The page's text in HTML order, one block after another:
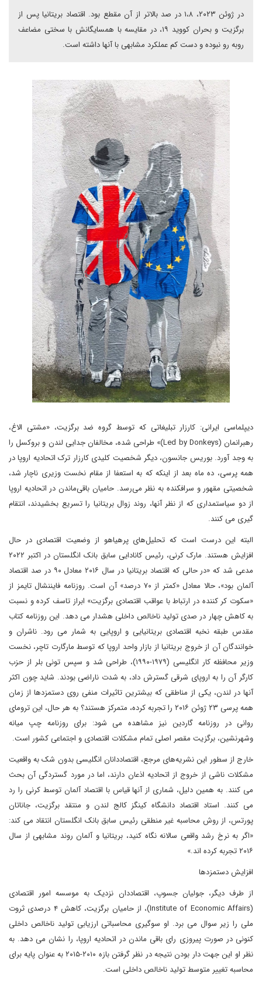
در ژوئن ۲۰۲۳، ۱،۸ در صد بالاتر از آن مقطع بود. اقتصاد بریتانیا پس از
برگزیت و بحران کووید ۱۹، در مقایسه با همسایگانش با سختی مضاعف
روبه رو نبوده و دست کم عملکرد مشابهی با آنها داشته است.
دیپلماسی ایرانی: کارزار تبلیغاتی که توسط گروه ضد برگزیت، «مشتی الاغ،
رهبرانمان (Led by Donkeys)» طراحی شده، مخالفان جدایی لندن و بروکسل را
به وجد آورد. بوریس جانسون، دیگر شخصیت کلیدی کارزار ترک اتحادیه اروپا در
همه پرسی، ده ماه بعد از اینکه که به استعفا از مقام نخست وزیری ناچار شد،
شخصیتی مقهور و سرافکنده به نظر می‌رسد. حامیان باقی‌ماندن در اتحادیه اروپا
از دو سیاستمداری که از نظر آنها، روند زوال بریتانیا را تسریع بخشیدند، انتقام
گیری می کنند.
البته این درست است که تحلیل‌های پرهیاهو از وضعیت اقتصادی در حال
افزایش هستند. مارک کرنی، رئیس کانادایی سابق بانک انگلستان در اکتبر ۲۰۲۲
مدعی شد که «در حالی که اقتصاد بریتانیا در سال ۲۰۱۶ معادل ۹۰ در صد اقتصاد
آلمان بود»، حالا معادل «کمتر از ۷۰ درصد» آن است. روزنامه فایننشال تایمز از
«سکوت کر کننده در ارتباط با عواقب اقتصادی برگزیت» ابراز تاسف کرده و نسبت
به کاهش چهار در صدی تولید ناخالص داخلی هشدار می دهد. این روزنامه کتاب
مقدس طبقه نخبه اقتصادی بریتانیایی و اروپایی به شمار می رود. ناشران و
خوانندگان آن از خروج بریتانیا از بازار واحد اروپا که توسط مارگارت تاچر، نخست
وزیر محافظه کار انگلیسی (۱۹۷۹-۱۹۹۰)، طراحی شد و سپس تونی بلر از حزب
کارگر آن را به اروپای شرقی گسترش داد، به شدت ناراضی بودند. شاید چون اکثر
آنها در لندن، یکی از مناطقی که بیشترین تاثیرات منفی روی دستمزد‌ها از زمان
همه پرسی ۲۳ ژوئن ۲۰۱۶ را تجربه کرده، متمرکز هستند؟ به هر حال، این ترومای
روانی در روزنامه گاردین نیز مشاهده می شود: برای روزنامه چپ میانه
وشهرنشین، برگزیت مقصر اصلی‌ تمام مشکلات اقتصادی و اجتماعی کشور است.
خارج از سطور این نشریه‌های مرجع، اقتصاددانان انگلیسی بدون شک به واقعیت
مشکلات ناشی از خروج از اتحادیه اذعان دارند، اما در مورد گستردگی آن بحث
می کنند. به همین دلیل، شماری از آنها قیاس با اقتصاد آلمان توسط کرنی را رد
می کنند. استاد اقتصاد دانشگاه کینگز کالج لندن و منتقد برگزیت، جاناتان
پورتس، از روش محاسبه غیر منطقی رئیس سابق بانک انگلستان انتقاد می کند:
«اگر به نرخ رشد واقعی سالانه نگاه کنید، بریتانیا و آلمان روند مشابهی از سال
۲۰۱۶ تجربه کرده ا‌ند.»
افزایش دستمزدها
از طرف دیگر، جولیان جسوپ، اقتصاددان نزدیک به موسسه امور اقتصادی
(Institute of Economic Affairs)، از حامیان برگزیت، کاهش ۴ درصدی ثروت
ملی را زیر سوال می برد. او سوگیری محاسباتی ارزیابی تولید ناخالص داخلی
کنونی در صورت پیروزی رای باقی ماندن در اتحادیه اروپا، را نشان می دهد. به
نظر او این جهت دار بودن نتیجه در نظر گرفتن بازه ۲۰۱۰-۲۰۱۵ به عنوان پایه برای
محاسبه تغییر متوسط تولید ناخالص داخلی است.